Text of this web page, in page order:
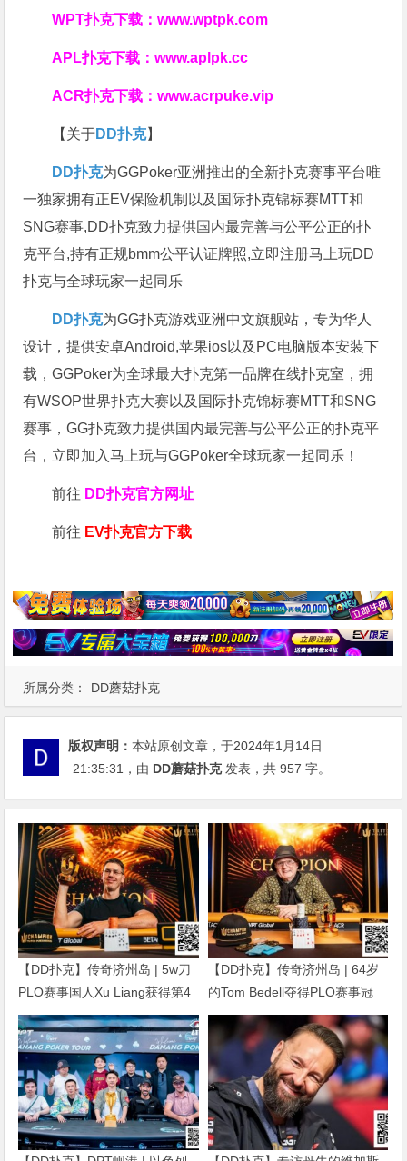
所属分类： DD蘑菇扑克
WPT扑克下载：www.wptpk.com
APL扑克下载：www.aplpk.cc
ACR扑克下载：www.acrpuke.vip
【关于DD扑克】
DD扑克为GGPoker亚洲推出的全新扑克赛事平台唯
一独家拥有正EV保险机制以及国际扑克锦标赛MTT和
SNG赛事,DD扑克致力提供国内最完善与公平公正的扑
克平台,持有正规bmm公平认证牌照,立即注册马上玩DD
扑克与全球玩家一起同乐
DD扑克为GG扑克游戏亚洲中文旗舰站，专为华人
设计，提供安卓Android,苹果ios以及PC电脑版本安装下
载，GGPoker为全球最大扑克第一品牌在线扑克室，拥
有WSOP世界扑克大赛以及国际扑克锦标赛MTT和SNG
赛事，GG扑克致力提供国内最完善与公平公正的扑克平
台，立即加入马上玩与GGPoker全球玩家一起同乐！
前往 DD扑克官方网址
前往 EV扑克官方下载
版权声明：本站原创文章，于2024年1月14日
21:35:31 ，由 DD蘑菇扑克发表，共 957 字。
【DD扑克】传奇济州岛 | 5w刀
PLO赛事国人Xu Liang获得第4
名，匈牙利Gergo Nagy夺冠
【DD扑克】传奇济州岛 | 64岁
的Tom Bedell夺得PLO赛事冠
军，国人Shi Ning Dan获亚军